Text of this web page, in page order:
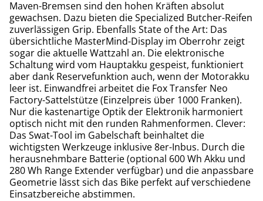
Maven-Bremsen sind den hohen Kräften absolut
gewachsen. Dazu bieten die Specialized Butcher-Reifen
zuverlässigen Grip. Ebenfalls State of the Art: Das
übersichtliche MasterMind-Display im Oberrohr zeigt
sogar die aktuelle Wattzahl an. Die elektronische
Schaltung wird vom Hauptakku gespeist, funktioniert
aber dank Reservefunktion auch, wenn der Motorakku
leer ist. Einwandfrei arbeitet die Fox Transfer Neo
Factory-Sattelstütze (Einzelpreis über 1000 Franken).
Nur die kastenartige Optik der Elektronik harmoniert
optisch nicht mit den runden Rahmenformen. Clever:
Das Swat-Tool im Gabelschaft beinhaltet die
wichtigsten Werkzeuge inklusive 8er-Inbus. Durch die
herausnehmbare Batterie (optional 600 Wh Akku und
280 Wh Range Extender verfügbar) und die anpassbare
Geometrie lässt sich das Bike perfekt auf verschiedene
Einsatzbereiche abstimmen.